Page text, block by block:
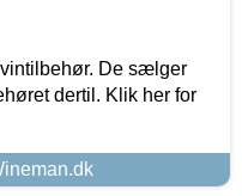
De sælger
dertil. Klik her for